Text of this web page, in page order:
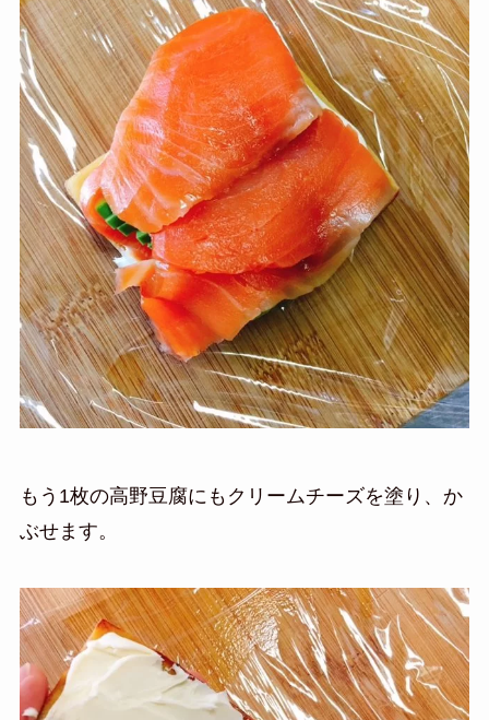
もう1枚の高野豆腐にもクリームチーズを塗り、か
ぶせます。